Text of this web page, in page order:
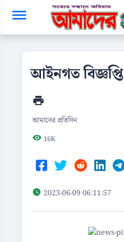
আইনগত বিজ্ঞপ্তি
আমাদের প্রতিদিন
16K
2023-06-09 06:11:57